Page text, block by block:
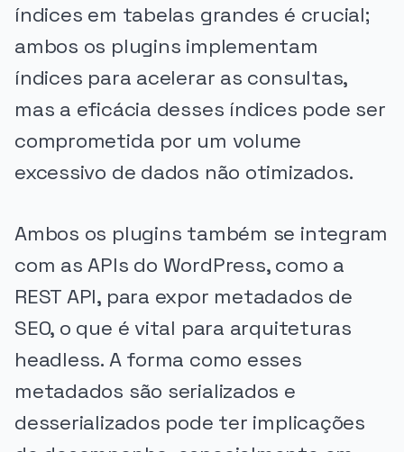
índices em tabelas grandes é crucial;
ambos os plugins implementam
índices para acelerar as consultas,
mas a eficácia desses índices pode ser
comprometida por um volume
excessivo de dados não otimizados.
Ambos os plugins também se integram
com as APIs do WordPress, como a
REST API, para expor metadados de
SEO, o que é vital para arquiteturas
headless. A forma como esses
metadados são serializados e
desserializados pode ter implicações